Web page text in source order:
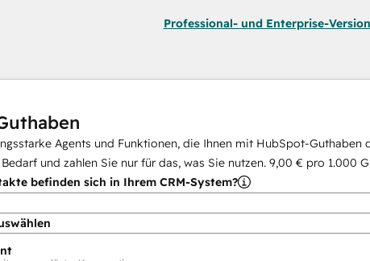
Professional- und Enterprise-
Agents und Funktionen, die Ihnen mit HubSpot-
und zahlen Sie nur für das, was Sie nutzen. 9,00 € pro 1.000
befinden sich in Ihrem CRM-System?